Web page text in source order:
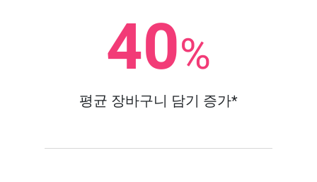
40%
평균 장바구니 담기 증가*